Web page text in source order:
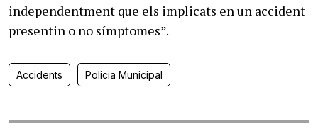
independentment que els implicats en un accident
presentin o no símptomes”.
Accidents Policia Municipal